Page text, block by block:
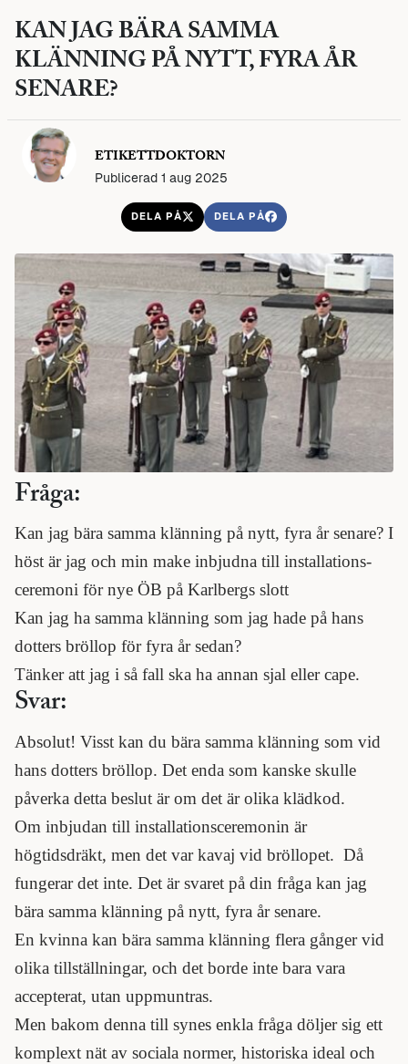
KAN JAG BÄRA SAMMA
KLÄNNING PÅ NYTT, FYRA ÅR
SENARE?
ETIKETTDOKTORN
Publicerad 1 aug 2025
DELA PÅ DELA PÅ
Fråga:
Kan jag bära samma klänning på nytt, fyra år senare? I
höst är jag och min make inbjudna till installations-
ceremoni för nye ÖB på Karlbergs slott
Kan jag ha samma klänning som jag hade på hans
dotters bröllop för fyra år sedan?
Tänker att jag i så fall ska ha annan sjal eller cape.
Svar:
Absolut! Visst kan du bära samma klänning som vid
hans dotters bröllop. Det enda som kanske skulle
påverka detta beslut är om det är olika klädkod.
Om inbjudan till installationsceremonin är
högtidsdräkt, men det var kavaj vid bröllopet. Då
fungerar det inte. Det är svaret på din fråga kan jag
bära samma klänning på nytt, fyra år senare.
En kvinna kan bära samma klänning flera gånger vid
olika tillställningar, och det borde inte bara vara
accepterat, utan uppmuntras.
Men bakom denna till synes enkla fråga döljer sig ett
komplext nät av sociala normer, historiska ideal och